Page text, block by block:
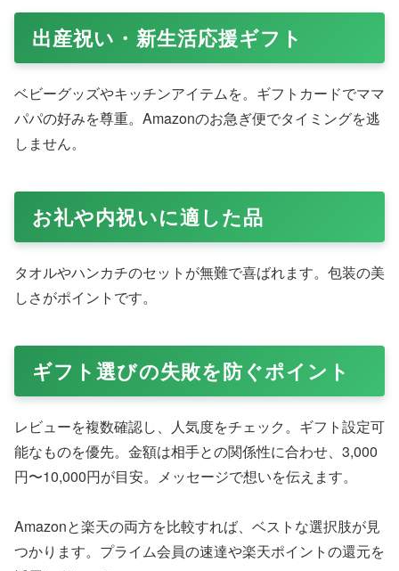
さが魅力。お肉、果物、ジャムなど好みに合わせ選べま
す。ギフト包装でフォーマルに仕上がります。
母の日・父の日向けギフト
ト
活かせます。
誕生日プレゼントの選び方
パーソナライズされたアイテムを。ワイヤレスイヤホンや
マグカップで日常を豊かに。レビューを参考に人気商品を
ピックアップしましょう。
クリスマス・バレンタインギフト
チョコレートやバスグッズでロマンチックに。Amazonの
ギフト設定でサプライズを演出。楽天の限定パックで特別